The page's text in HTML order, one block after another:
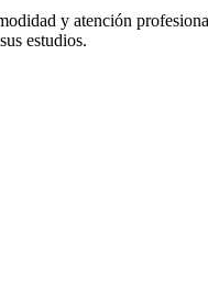
y atención
estudios.